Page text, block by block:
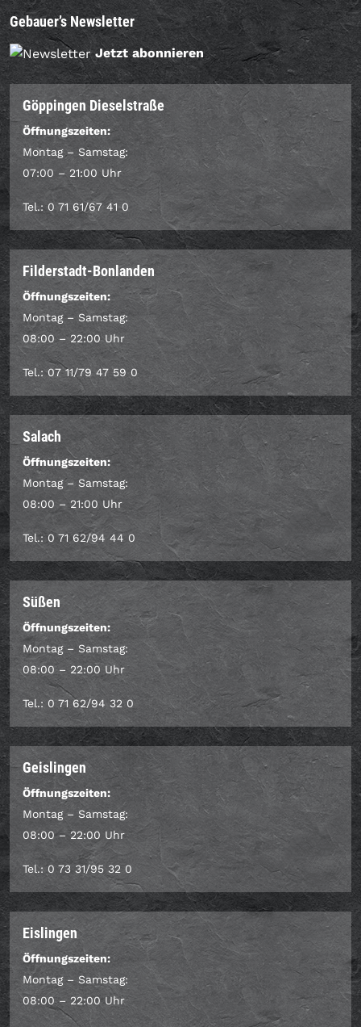
Gebauer’s Newsletter
Jetzt abonnieren
Göppingen Dieselstraße
Öffnungszeiten:
Montag – Samstag:
07:00 – 21:00 Uhr
Tel.: 0 71 61/67 41 0
Filderstadt-Bonlanden
Öffnungszeiten:
Montag – Samstag:
08:00 – 22:00 Uhr
Tel.: 07 11/79 47 59 0
Salach
Öffnungszeiten:
Montag – Samstag:
08:00 – 21:00 Uhr
Tel.: 0 71 62/94 44 0
Süßen
Öffnungszeiten:
Montag – Samstag:
08:00 – 22:00 Uhr
Tel.: 0 71 62/94 32 0
Geislingen
Öffnungszeiten:
Montag – Samstag:
08:00 – 22:00 Uhr
Tel.: 0 73 31/95 32 0
Eislingen
Öffnungszeiten:
Montag – Samstag:
08:00 – 22:00 Uhr